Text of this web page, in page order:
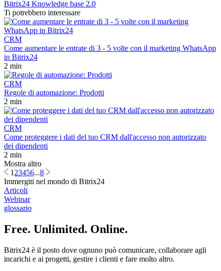
Bitrix24 Knowledge base 2.0
Ti potrebbero interessare
CRM
Come aumentare le entrate di 3 - 5 volte con il marketing WhatsApp
in Bitrix24
2 min
CRM
Regole di automazione: Prodotti
2 min
CRM
Come proteggere i dati del tuo CRM dall'accesso non autorizzato
dei dipendenti
2 min
Mostra altro
123456...8
Immergiti nel mondo di Bitrix24
Articoli
Webinar
glossario
Free. Unlimited. Online.
Bitrix24 è il posto dove ognuno può comunicare, collaborare agli
incarichi e ai progetti, gestire i clienti e fare molto altro.